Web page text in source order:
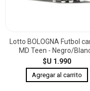
Lotto BOLOGNA Futbol
MD Teen - Negro/
$U 1.990